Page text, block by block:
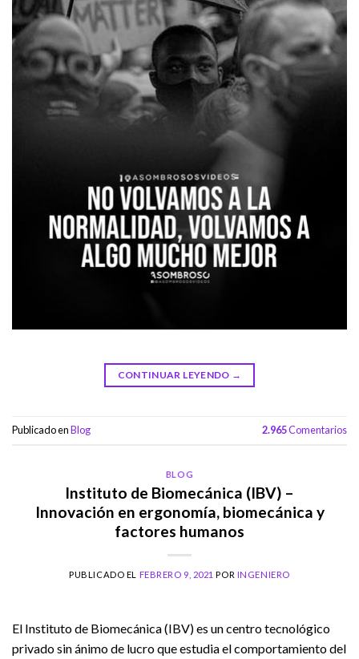
CONTINUAR LEYENDO →
Publicado enBlog 2.965Comentarios
BLOG
Instituto de Biomecánica (IBV) –
Innovación en ergonomía, biomecánica y
factores humanos
PUBLICADO EL FEBRERO 9, 2021 POR INGENIERO
El Instituto de Biomecánica (IBV) es un centro tecnológico
privado sin ánimo de lucro que estudia el comportamiento del